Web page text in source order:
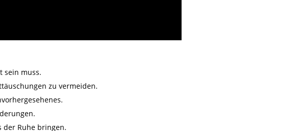
sein muss.
zu vermeiden.
der Ruhe bringen.